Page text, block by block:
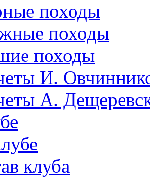
походы
походы
походы
И.
А.
клуба